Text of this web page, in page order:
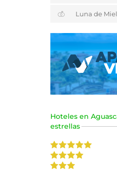
Luna de Miel
Hoteles en
estrellas